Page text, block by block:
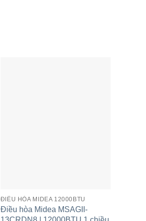
ĐIỀU HÒA MIDEA 12000BTU
Điều hòa Midea MSAGII-